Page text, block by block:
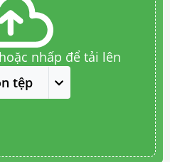
nhấp để tải lên
tệp